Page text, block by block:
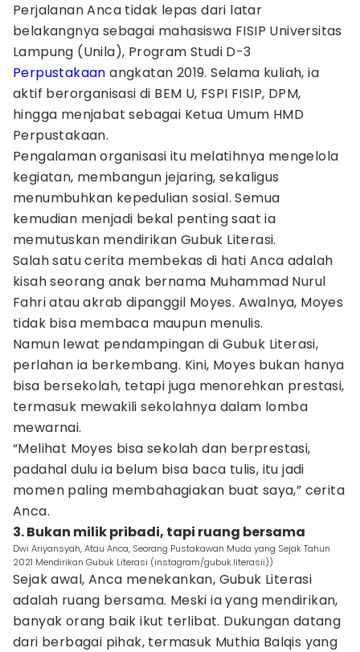
Perjalanan Anca tidak lepas dari latar
belakangnya sebagai mahasiswa FISIP Universitas
Lampung (Unila), Program Studi D-3
Perpustakaan angkatan 2019. Selama kuliah, ia
aktif berorganisasi di BEM U, FSPI FISIP, DPM,
hingga menjabat sebagai Ketua Umum HMD
Perpustakaan.
Pengalaman organisasi itu melatihnya mengelola
kegiatan, membangun jejaring, sekaligus
menumbuhkan kepedulian sosial. Semua
kemudian menjadi bekal penting saat ia
memutuskan mendirikan Gubuk Literasi.
Salah satu cerita membekas di hati Anca adalah
kisah seorang anak bernama Muhammad Nurul
Fahri atau akrab dipanggil Moyes. Awalnya, Moyes
tidak bisa membaca maupun menulis.
Namun lewat pendampingan di Gubuk Literasi,
perlahan ia berkembang. Kini, Moyes bukan hanya
bisa bersekolah, tetapi juga menorehkan prestasi,
termasuk mewakili sekolahnya dalam lomba
mewarnai.
“Melihat Moyes bisa sekolah dan berprestasi,
padahal dulu ia belum bisa baca tulis, itu jadi
momen paling membahagiakan buat saya,” cerita
Anca.
3. Bukan milik pribadi, tapi ruang bersama
Dwi Ariyansyah, Atau Anca, Seorang Pustakawan Muda yang Sejak Tahun
2021 Mendirikan Gubuk Literasi (instagram/gubuk.literasii))
Sejak awal, Anca menekankan, Gubuk Literasi
adalah ruang bersama. Meski ia yang mendirikan,
banyak orang baik ikut terlibat. Dukungan datang
dari berbagai pihak, termasuk Muthia Balqis yang